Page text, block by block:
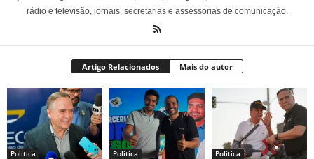
rádio e televisão, jornais, secretarias e assessorias de comunicação.
Artigo Relacionados Mais do autor
Política Política Política